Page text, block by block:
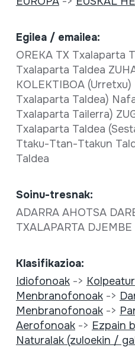
Egilea / emailea:
OREKA TX Txalaparta
Txalaparta Taldea
KOLEKTIBOA
Txalaparta Taldea)
Txalaparta Tailerra)
Txalaparta Taldea
Ttaku-Ttan-Ttakun
Taldea
Soinu-tresnak:
ADARRA AHOTSA
TXALAPARTA DJEMBE
Klasifikazioa:
Idiofonoak->
Menbranofonoak->
Menbranofonoak->
Aerofonoak-> Ezpain
Naturalak (zuloekin /